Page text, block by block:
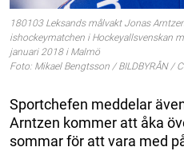
180103 Leksands målvakt Jonas
ishockeymatchen i Hockeyallsvenskan
januari 2018 i Malmö
Foto: Mikael Bengtsson / BILDBYRÅN /
Sportchefen meddelar
Arntzen kommer att åka
sommar för att vara med